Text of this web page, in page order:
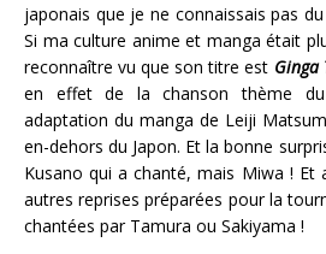
japonais que je ne connaissais pas
Si ma culture anime et manga était
reconnaître vu que son titre est Ginga
en effet de la chanson thème
adaptation du manga de Leiji
en-dehors du Japon. Et la bonne
Kusano qui a chanté, mais Miwa ! Et
autres reprises préparées pour la
chantées par Tamura ou Sakiyama !